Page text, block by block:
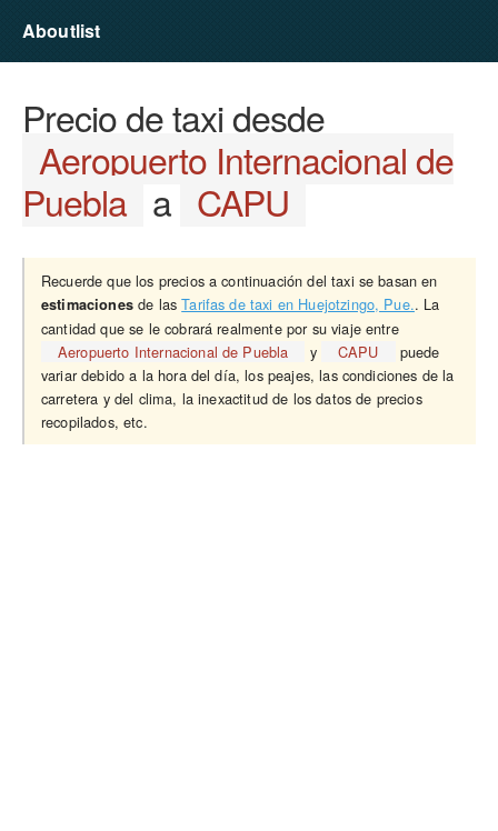
Aboutlist
Precio de taxi desde
Aeropuerto Internacional de
Puebla a CAPU
Recuerde que los precios a continuación del taxi se basan en
estimacionesde lasTarifas de taxi en Huejotzingo, Pue.. La
cantidad que se le cobrará realmente por su viaje entre
Aeropuerto Internacional de Puebla
y CAPU
puede
variar debido a la hora del día, los peajes, las condiciones de la
carretera y del clima, la inexactitud de los datos de precios
recopilados, etc.